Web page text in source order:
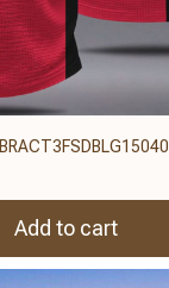
Add to cart